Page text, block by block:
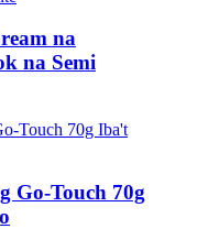
na
na Semi
Go-Touch 70g